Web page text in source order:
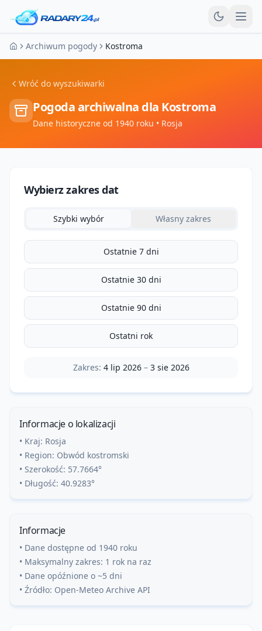
Strona główna
Archiwum pogody Kostroma
Wróć do wyszukiwarki
Pogoda archiwalna dla Kostroma
Dane historyczne od 1940 roku • Rosja
Wybierz zakres dat
Szybki wybór Własny zakres
Ostatnie 7 dni
Ostatnie 30 dni
Ostatnie 90 dni
Ostatni rok
Zakres: 4 lip 2026– 3 sie 2026
Informacje o lokalizacji
• Kraj: Rosja
• Region: Obwód kostromski
• Szerokość: 57.7664°
• Długość: 40.9283°
Informacje
• Dane dostępne od 1940 roku
• Maksymalny zakres: 1 rok na raz
• Dane opóźnione o ~5 dni
• Źródło: Open-Meteo Archive API